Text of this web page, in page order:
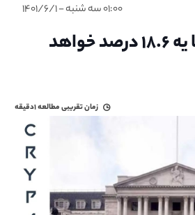
۰۱:۰۰ سه شنبه - ۱۴۰۱/۶/۱
نرخ تورم بریتانیا یه ۱۸.۶ درصد خواهد
زمان تقریبی مطالعه۱دقیقه